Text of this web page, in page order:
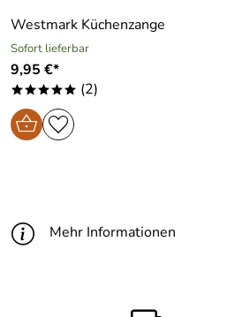
Westmark Küchenzange
Sofort lieferbar
9,95 €*
***** (2)
Mehr Informationen